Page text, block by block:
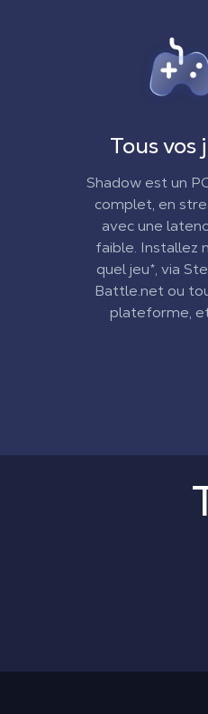
Tous vos
Shadow est un
complet, en
avec une
faible. Installez
quel jeu*, via
Battle.net ou
plateforme,